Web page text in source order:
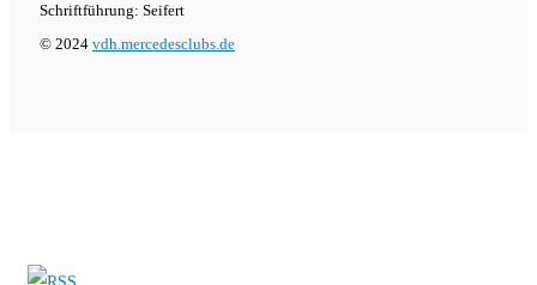
Schriftführung: Seifert
© 2024 vdh.mercedesclubs.de